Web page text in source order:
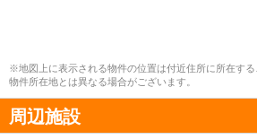
※地図上に表示される物件の位置は付近住所に所在す
物件所在地とは異なる場合がございます。
周辺施設